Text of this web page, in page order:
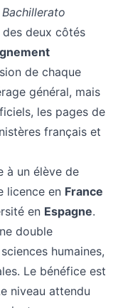
Bachillerato
deux côtés
de chaque
général, mais
les pages de
français et
à un élève de
licence en France
en Espagne.
double
humaines,
Le bénéfice est
niveau attendu